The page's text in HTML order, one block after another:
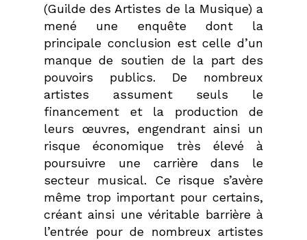
(Guilde des Artistes de la Musique) a
mené une enquête dont la
principale conclusion est celle d’un
manque de soutien de la part des
pouvoirs publics. De nombreux
artistes assument seuls le
financement et la production de
leurs œuvres, engendrant ainsi un
risque économique très élevé à
poursuivre une carrière dans le
secteur musical. Ce risque s’avère
même trop important pour certains,
créant ainsi une véritable barrière à
l’entrée pour de nombreux artistes